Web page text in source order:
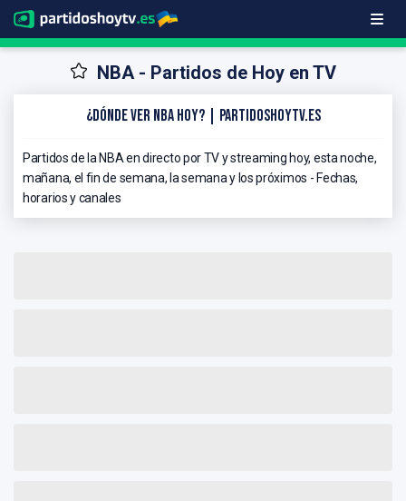
NBA - Partidos de Hoy en TV
¿Dónde ver NBA hoy? | PartidosHoyTV.es
Partidos de la NBA en directo por TV y streaming hoy, esta noche,
mañana, el fin de semana, la semana y los próximos - Fechas,
horarios y canales